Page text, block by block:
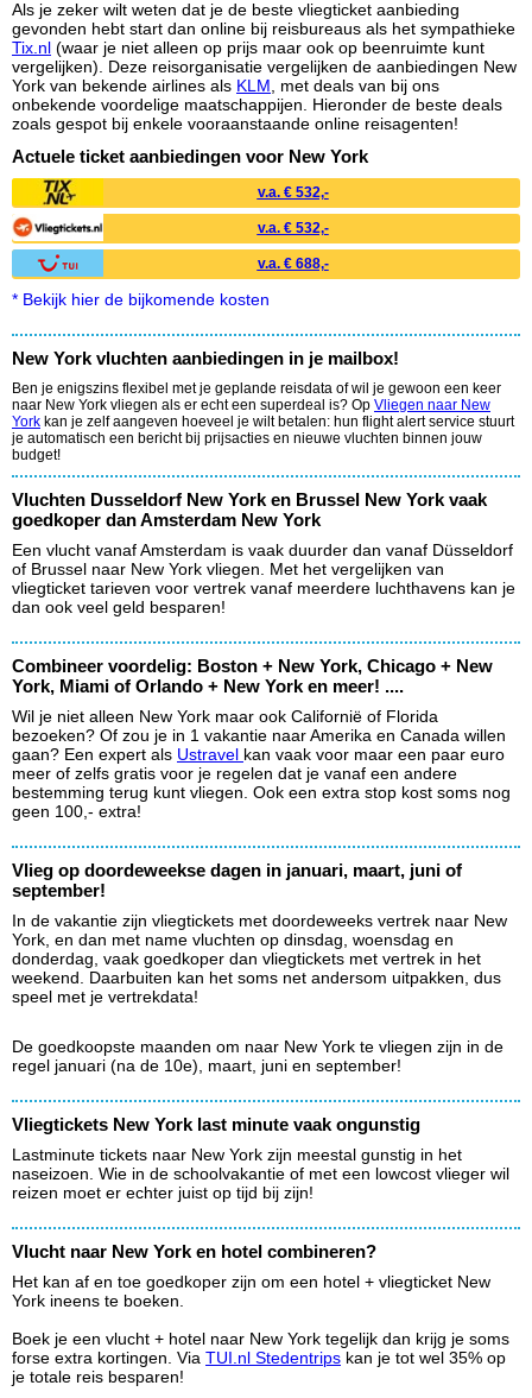
Als je zeker wilt weten dat je de beste vliegticket aanbieding
gevonden hebt start dan online bij reisbureaus als het sympathieke
Tix.nl (waar je niet alleen op prijs maar ook op beenruimte kunt
vergelijken). Deze reisorganisatie vergelijken de aanbiedingen New
York van bekende airlines als KLM , met deals van bij ons
onbekende voordelige maatschappijen. Hieronder de beste deals
zoals gespot bij enkele vooraanstaande online reisagenten!
Actuele ticket aanbiedingen voor New York
v.a. € 532,-
v.a. € 532,-
v.a. € 688,-
* Bekijk hier de bijkomende kosten
New York vluchten aanbiedingen in je mailbox!
Ben je enigszins flexibel met je geplande reisdata of wil je gewoon een keer
naar New York vliegen als er echt een superdeal is? Op Vliegen naar New
York kan je zelf aangeven hoeveel je wilt betalen: hun flight alert service stuurt
je automatisch een bericht bij prijsacties en nieuwe vluchten binnen jouw
budget!
Vluchten Dusseldorf New York en Brussel New York vaak
goedkoper dan Amsterdam New York
Een vlucht vanaf Amsterdam is vaak duurder dan vanaf Düsseldorf
of Brussel naar New York vliegen. Met het vergelijken van
vliegticket tarieven voor vertrek vanaf meerdere luchthavens kan je
dan ook veel geld besparen!
Combineer voordelig: Boston + New York, Chicago + New
York, Miami of Orlando + New York en meer! ....
Wil je niet alleen New York maar ook Californië of Florida
bezoeken? Of zou je in 1 vakantie naar Amerika en Canada willen
gaan? Een expert als Ustravel kan vaak voor maar een paar euro
meer of zelfs gratis voor je regelen dat je vanaf een andere
bestemming terug kunt vliegen. Ook een extra stop kost soms nog
geen 100,- extra!
Vlieg op doordeweekse dagen in januari, maart, juni of
september!
In de vakantie zijn vliegtickets met doordeweeks vertrek naar New
York, en dan met name vluchten op dinsdag, woensdag en
donderdag, vaak goedkoper dan vliegtickets met vertrek in het
weekend. Daarbuiten kan het soms net andersom uitpakken, dus
speel met je vertrekdata!
De goedkoopste maanden om naar New York te vliegen zijn in de
regel januari (na de 10e), maart, juni en september!
Vliegtickets New York last minute vaak ongunstig
Lastminute tickets naar New York zijn meestal gunstig in het
naseizoen. Wie in de schoolvakantie of met een lowcost vlieger wil
reizen moet er echter juist op tijd bij zijn!
Vlucht naar New York en hotel combineren?
Het kan af en toe goedkoper zijn om een hotel + vliegticket New
York ineens te boeken.
Boek je een vlucht + hotel naar New York tegelijk dan krijg je soms
forse extra kortingen. Via TUI.nl Stedentrips kan je tot wel 35% op
je totale reis besparen!